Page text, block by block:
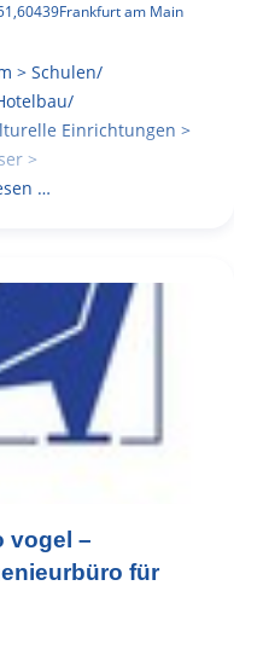
,60439Frankfurt am Main
> Schulen/
Einrichtungen >
>
…
vogel –
für